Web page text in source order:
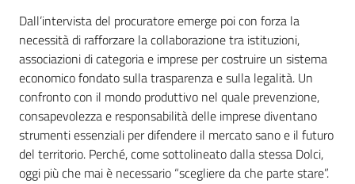
Dall’intervista del procuratore emerge poi con forza la
necessità di rafforzare la collaborazione tra istituzioni,
associazioni di categoria e imprese per costruire un sistema
economico fondato sulla trasparenza e sulla legalità. Un
confronto con il mondo produttivo nel quale prevenzione,
consapevolezza e responsabilità delle imprese diventano
strumenti essenziali per difendere il mercato sano e il futuro
del territorio. Perché, come sottolineato dalla stessa Dolci,
oggi più che mai è necessario “scegliere da che parte stare”.